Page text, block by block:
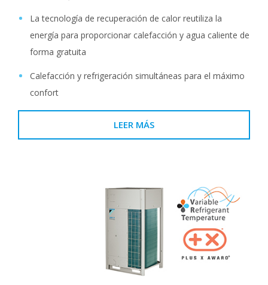
La tecnología de recuperación de calor reutiliza la
energía para proporcionar calefacción y agua caliente de
forma gratuita
Calefacción y refrigeración simultáneas para el máximo
confort
LEER MÁS